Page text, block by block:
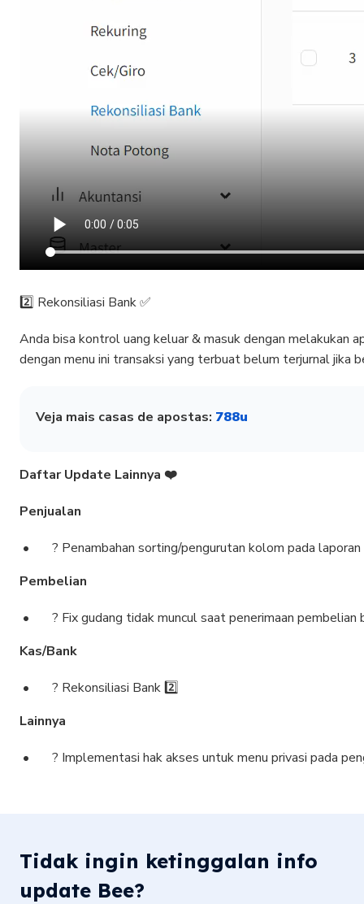
2️⃣ Rekonsiliasi Bank ✅
Anda bisa kontrol uang keluar & masuk dengan melakukan
dengan menu ini transaksi yang terbuat belum terjurnal jika
Veja mais casas de apostas: 788u
Daftar Update Lainnya ❤️
Penjualan
? Penambahan sorting/pengurutan kolom pada
Pembelian
? Fix gudang tidak muncul saat penerimaan pembelian
Kas/Bank
? Rekonsiliasi Bank 2️⃣
Lainnya
? Implementasi hak akses untuk menu privasi pada
Tidak ingin ketinggalan info
update Bee?